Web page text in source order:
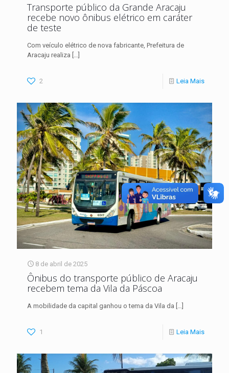
Transporte público da Grande Aracaju
recebe novo ônibus elétrico em caráter
de teste
Com veículo elétrico de nova fabricante, Prefeitura de
Aracaju realiza
2 Leia Mais
8 de abril de 2025
Ônibus do transporte público de Aracaju
recebem tema da Vila da Páscoa
A mobilidade da capital ganhou o tema da Vila da […]
1 Leia Mais